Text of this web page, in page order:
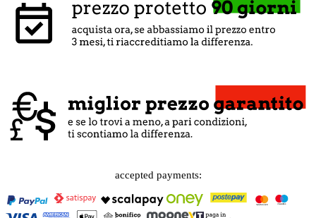
accepted payments: